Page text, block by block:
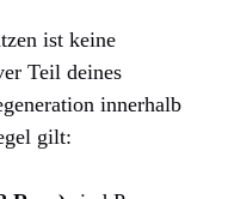
ist keine
Teil deines
innerhalb
gilt: